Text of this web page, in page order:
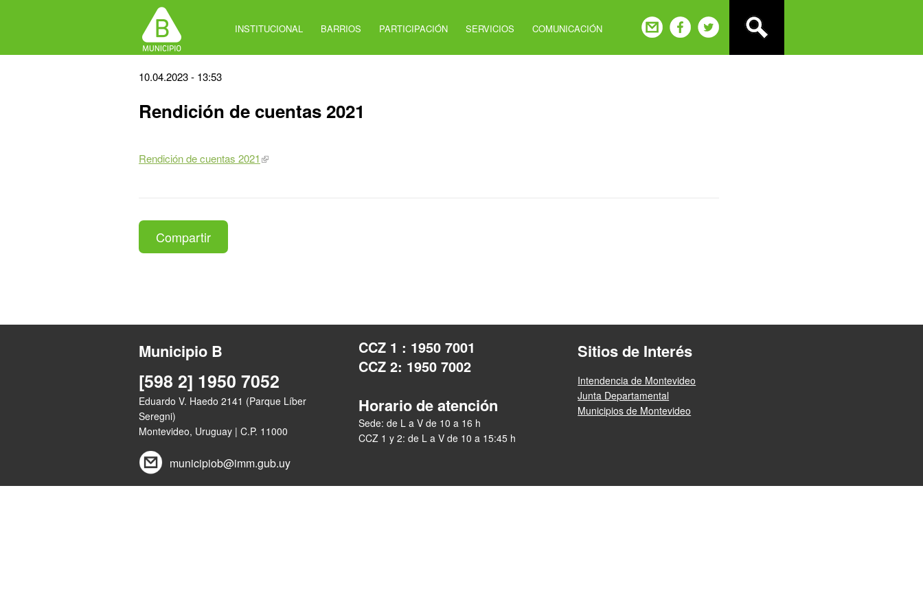
INSTITUCIONAL BARRIOS PARTICIPACIÓN SERVICIOS COMUNICACIÓN
Back
top
10.04.2023 - 13:53
Rendición de cuentas 2021
Rendición de cuentas 2021
Compartir
Municipio B
[598 2] 1950 7052
Eduardo V. Haedo 2141 (Parque Líber
Seregni)
Montevideo, Uruguay | C.P. 11000
municipiob@imm.gub.uy
CCZ 1 : 1950 7001
CCZ 2: 1950 7002
Horario de atención
Sede: de L a V de 10 a 16 h
CCZ 1 y 2: de L a V de 10 a 15:45 h
Sitios de Interés
Intendencia de Montevideo
Junta Departamental
Municipios de Montevideo